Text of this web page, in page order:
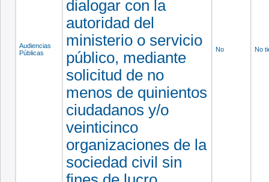
Audiencias
Públicas
dialogar con la
autoridad del
ministerio o servicio
público, mediante
solicitud de no
menos de quinientos
ciudadanos y/o
veinticinco
organizaciones de la
sociedad civil sin
No No